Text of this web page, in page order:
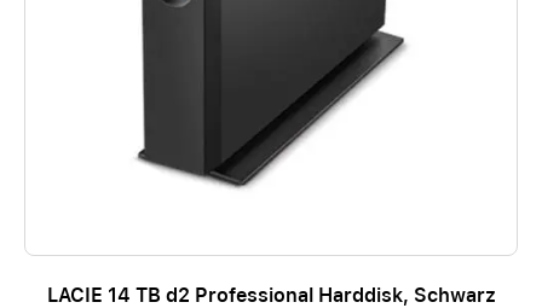
LACIE 14 TB d2 Professional Harddisk, Schwarz